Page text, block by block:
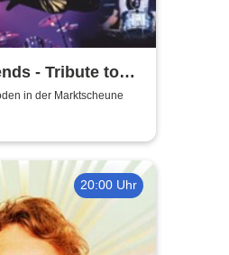
- Tribute to
Hits
in der Marktscheune
20:00 Uhr